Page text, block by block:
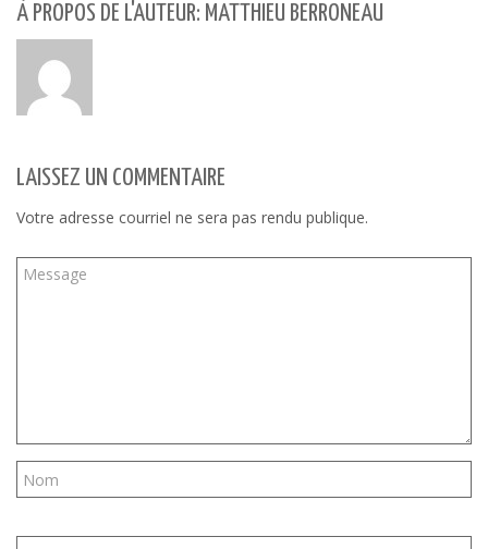
À PROPOS DE L'AUTEUR: MATTHIEU BERRONEAU
LAISSEZ UN COMMENTAIRE
Votre adresse courriel ne sera pas rendu publique.